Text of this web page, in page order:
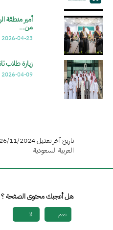
من…
2026-04-23
زيارة طلاب
2026-04-09
العربية السعودية
هل أعجبك محتوى الصفحة ؟
نعم لا